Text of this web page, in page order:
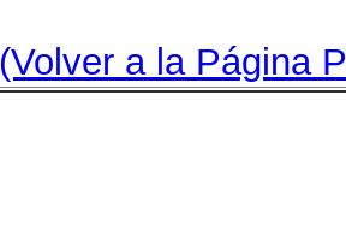
(Volver a la Página